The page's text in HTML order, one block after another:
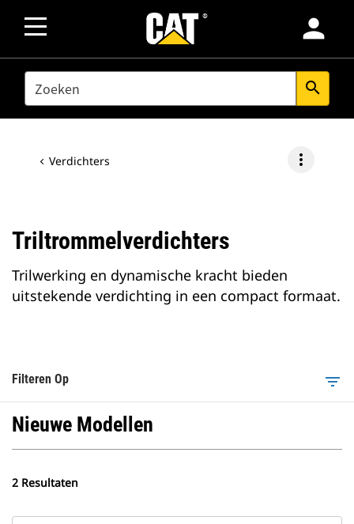
person
SEARCH search
Verdichters more_vert
Triltrommelverdichters
Trilwerking en dynamische kracht bieden
uitstekende verdichting in een compact formaat.
Filteren Op filter_list
Nieuwe Modellen
2 Resultaten